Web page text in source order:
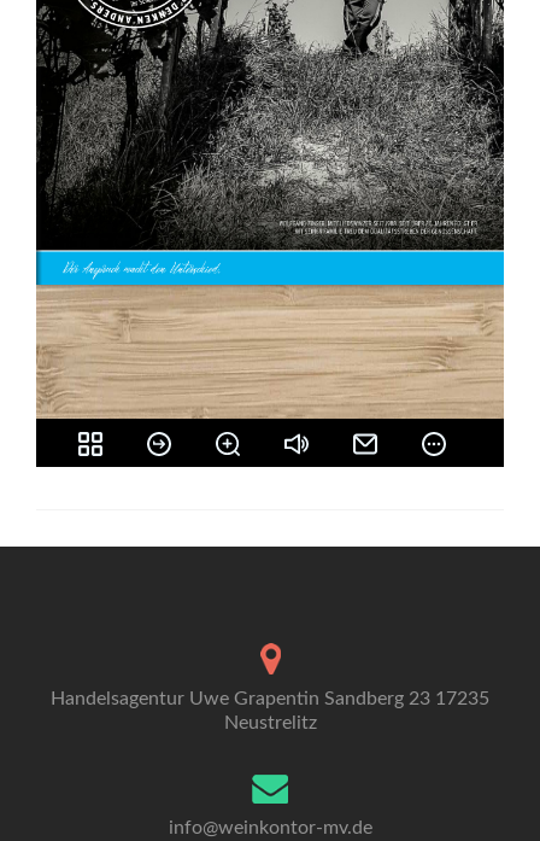
Handelsagentur Uwe Grapentin Sandberg 23 17235
Neustrelitz
info@weinkontor-mv.de